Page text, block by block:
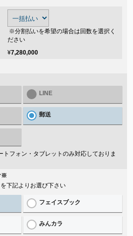
※分割払いを希望の場合は回数を選択く
ださい
¥7,280,000
LINE
郵送
フォン・タブレットのみ対応しておりま
※
下記よりお選び下さい
フェイスブック
みんカラ